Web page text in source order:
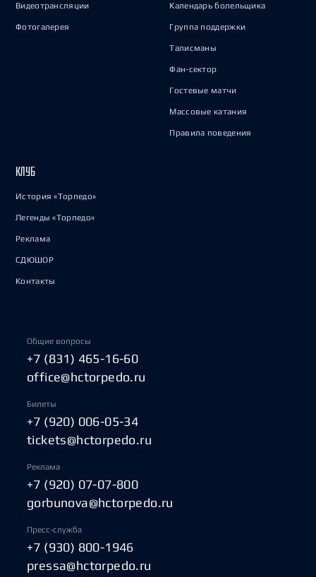
Видеотрансляции
Фотогалерея
Календарь болельщика
Группа поддержки
Талисманы
Фан-сектор
Гостевые матчи
Массовые катания
Правила поведения
КЛУБ
История «Торпедо»
Легенды «Торпедо»
Реклама
СДЮШОР
Контакты
Общие вопросы
+7 (831) 465-16-60
office@hctorpedo.ru
Билеты
+7 (920) 006-05-34
tickets@hctorpedo.ru
Реклама
+7 (920) 07-07-800
gorbunova@hctorpedo.ru
Пресс-служба
+7 (930) 800-1946
pressa@hctorpedo.ru